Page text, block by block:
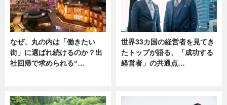
なぜ、丸の内は「働きたい
街」に選ばれ続けるのか？出
社回帰で求められる“…
世界33カ国の経営者を見てき
たトップが語る、「成功する
経営者」の共通点…